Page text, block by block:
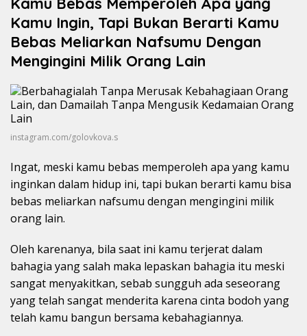
Kamu Ingin, Tapi Bukan Berarti Kamu
Bebas Meliarkan Nafsumu Dengan
Mengingini Milik Orang Lain
instagram.com/golovkova.s
Ingat, meski kamu bebas memperoleh apa yang kamu
inginkan dalam hidup ini, tapi bukan berarti kamu bisa
bebas meliarkan nafsumu dengan mengingini milik
orang lain.
Oleh karenanya, bila saat ini kamu terjerat dalam
bahagia yang salah maka lepaskan bahagia itu meski
sangat menyakitkan, sebab sungguh ada seseorang
yang telah sangat menderita karena cinta bodoh yang
telah kamu bangun bersama kebahagiannya.